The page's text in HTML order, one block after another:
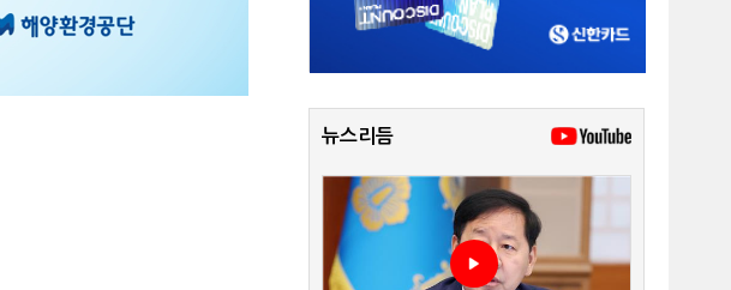
뉴스리듬